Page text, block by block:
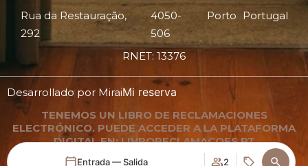
Entrada — Salida 2
Rua da Restauração,
292
4050-
506
Porto Portugal
RNET: 13376
Desarrollado por MiraiMi reserva
TENEMOS UN LIBRO DE RECLAMACIONES
ELECTRÓNICO. PUEDE ACCEDER A LA PLATAFORMA
DIGITAL EN: LIVRORECLAMACOES.PT